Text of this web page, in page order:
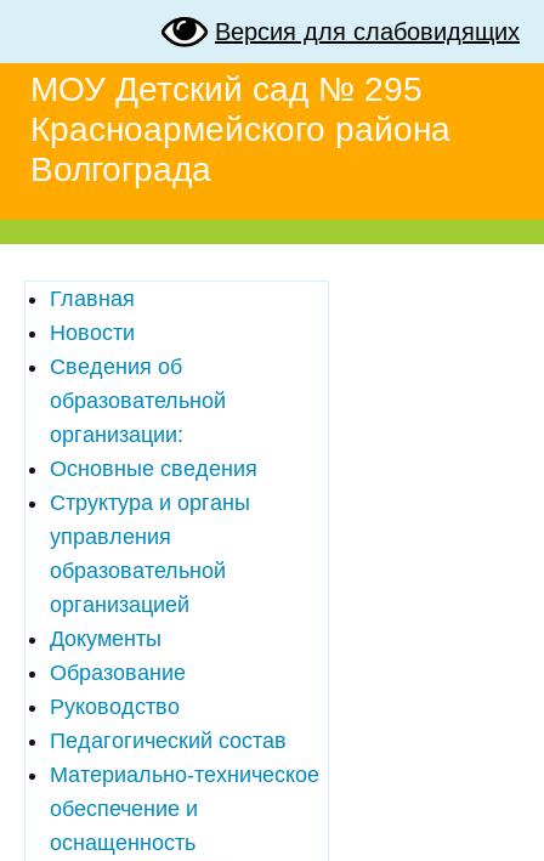
Версия для слабовидящих
МОУ Детский сад № 295
Красноармейского района
Волгограда
Главная
Новости
Сведения об
образовательной
организации:
Основные сведения
Структура и органы
управления
образовательной
организацией
Документы
Образование
Руководство
Педагогический состав
Материально-техническое
обеспечение и
оснащенность